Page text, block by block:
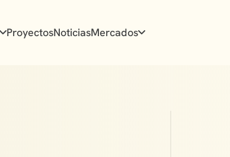
ProyectosNoticiasMercados